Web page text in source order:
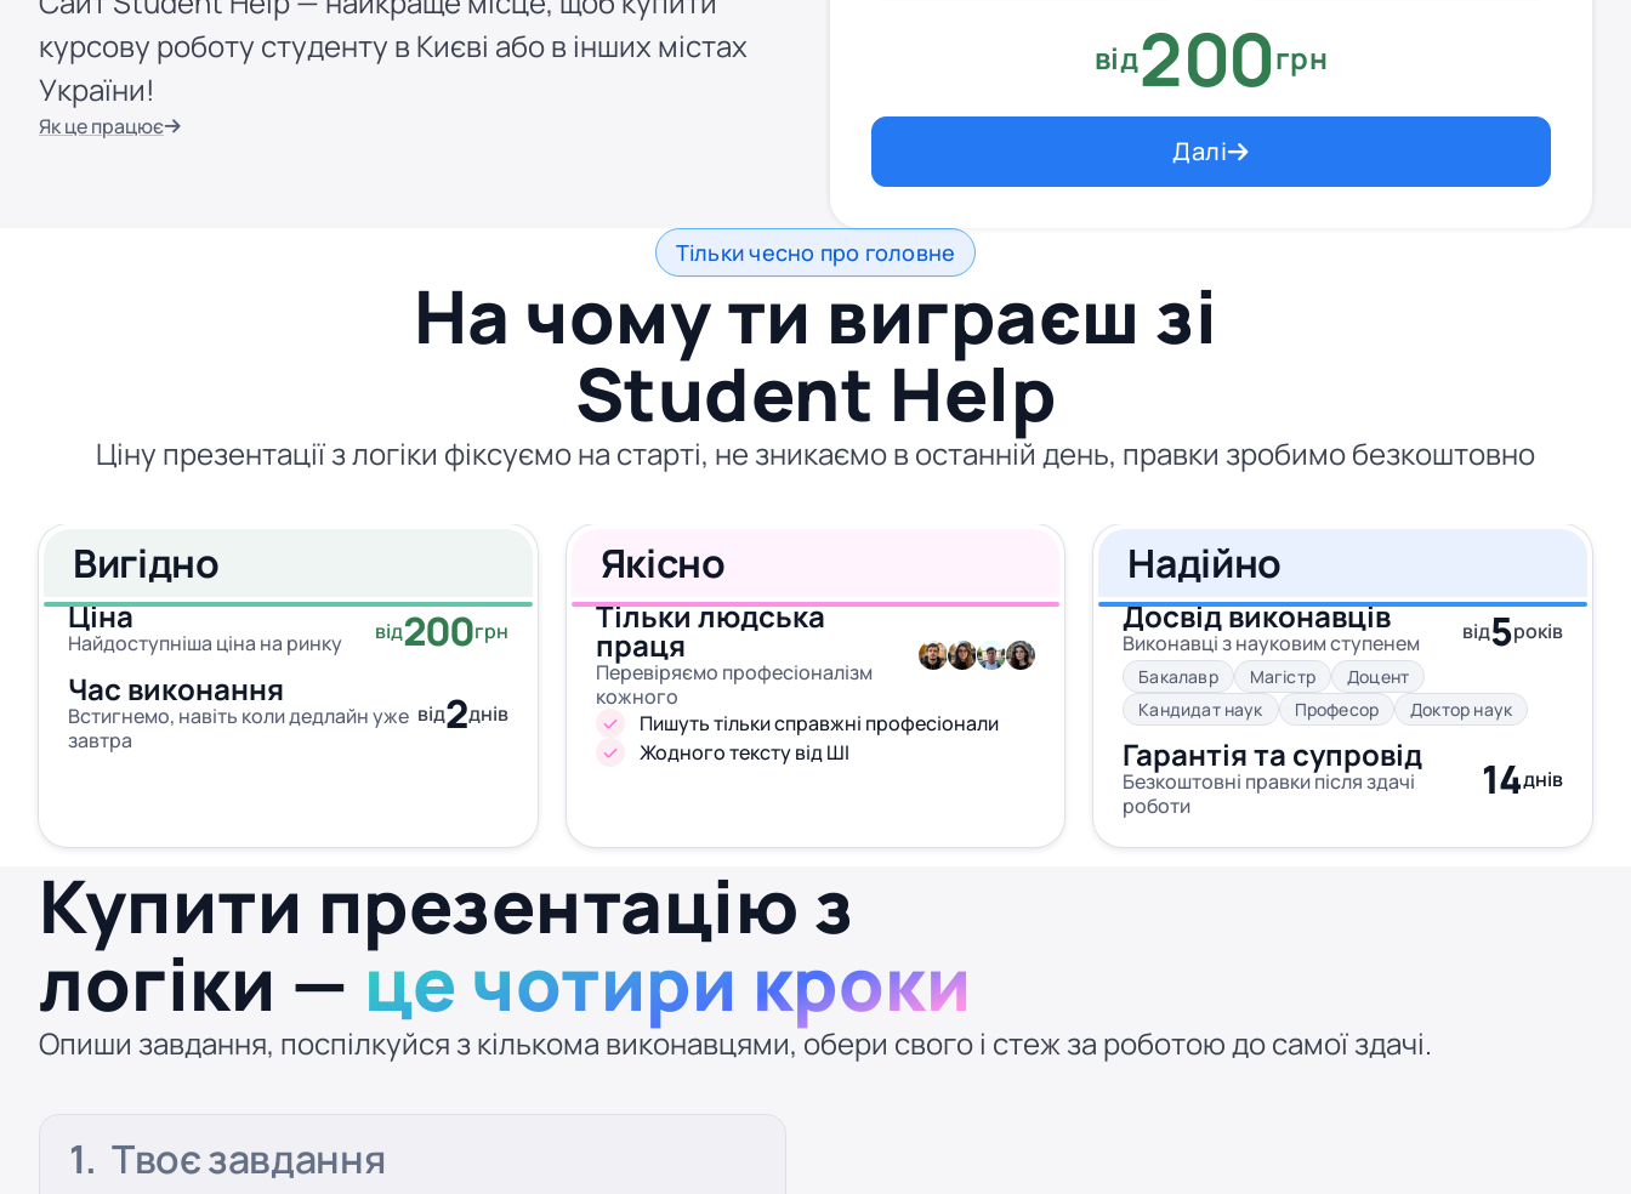
курсову роботу студенту в Києві або в інших містах
України!
Як це працює
від200грн
Далі
Тільки чесно про головне
На чому ти виграєш зі
Student Help
Ціну презентації з логіки фіксуємо на старті, не зникаємо в останній день, правки зробимо безкоштовно
Вигідно
Ціна
Найдоступніша ціна на ринку від200грн
Час виконання
Встигнемо, навіть коли дедлайн уже
завтра
від2днів
Якісно
Тільки людська
праця
Перевіряємо професіоналізм
кожного
Пишуть тільки справжні професіонали
Жодного тексту від ШІ
Надійно
Досвід виконавців
Виконавці з науковим ступенем від5років
Бакалавр Магістр
Доцент
Кандидат наук
Професор Доктор наук
Гарантія та супровід
Безкоштовні правки після здачі
роботи
14днів
Купити презентацію з
логіки — це чотири кроки
Опиши завдання, поспілкуйся з кількома виконавцями, обери свого і стеж за роботою до самої здачі.
Твоє завдання